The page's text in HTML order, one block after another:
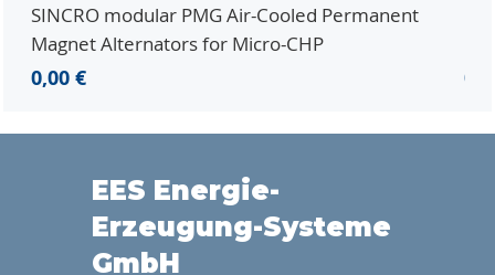
SINCRO modular PMG Air-Cooled Permanent
Magnet Alternators for Micro-CHP
Prezzo
0,00 €
EES Energie-
Erzeugung-Systeme
GmbH